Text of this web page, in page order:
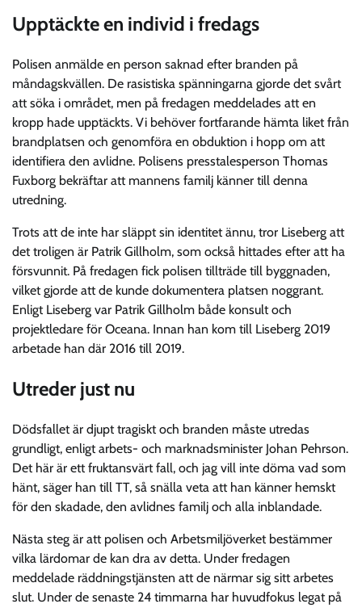
Upptäckte en individ i fredags
Polisen anmälde en person saknad efter branden på
måndagskvällen. De rasistiska spänningarna gjorde det svårt
att söka i området, men på fredagen meddelades att en
kropp hade upptäckts. Vi behöver fortfarande hämta liket från
brandplatsen och genomföra en obduktion i hopp om att
identifiera den avlidne. Polisens presstalesperson Thomas
Fuxborg bekräftar att mannens familj känner till denna
utredning.
Trots att de inte har släppt sin identitet ännu, tror Liseberg att
det troligen är Patrik Gillholm, som också hittades efter att ha
försvunnit. På fredagen fick polisen tillträde till byggnaden,
vilket gjorde att de kunde dokumentera platsen noggrant.
Enligt Liseberg var Patrik Gillholm både konsult och
projektledare för Oceana. Innan han kom till Liseberg 2019
arbetade han där 2016 till 2019.
Utreder just nu
Dödsfallet är djupt tragiskt och branden måste utredas
grundligt, enligt arbets- och marknadsminister Johan Pehrson.
Det här är ett fruktansvärt fall, och jag vill inte döma vad som
hänt, säger han till TT, så snälla veta att han känner hemskt
för den skadade, den avlidnes familj och alla inblandade.
Nästa steg är att polisen och Arbetsmiljöverket bestämmer
vilka lärdomar de kan dra av detta. Under fredagen
meddelade räddningstjänsten att de närmar sig sitt arbetes
slut. Under de senaste 24 timmarna har huvudfokus legat på